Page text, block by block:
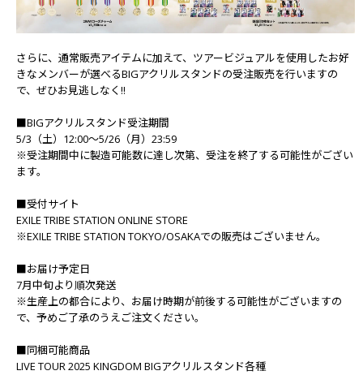
さらに、通常販売アイテムに加えて、ツアービジュアルを使用したお好
きなメンバーが選べるBIGアクリルスタンドの受注販売を行いますの
で、ぜひお見逃しなく!!
■BIGアクリルスタンド受注期間
5/3（土）12:00～5/26（月）23:59
※受注期間中に製造可能数に達し次第、受注を終了する可能性がござい
ます。
■受付サイト
EXILE TRIBE STATION ONLINE STORE
※EXILE TRIBE STATION TOKYO/OSAKAでの販売はございません。
■お届け予定日
7月中旬より順次発送
※生産上の都合により、お届け時期が前後する可能性がございますの
で、予めご了承のうえご注文ください。
■同梱可能商品
LIVE TOUR 2025 KINGDOM BIGアクリルスタンド各種